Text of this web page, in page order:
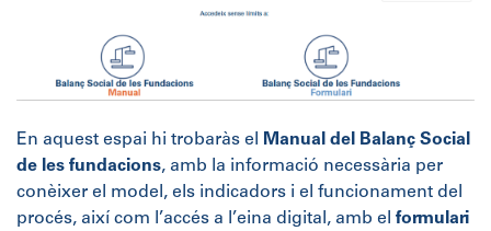
En aquest espai hi trobaràs el
Manual del Balanç Social
de les fundacions, amb la informació necessària per
conèixer el model, els indicadors i el funcionament del
procés, així com l’accés a l’eina digital, amb el formulari